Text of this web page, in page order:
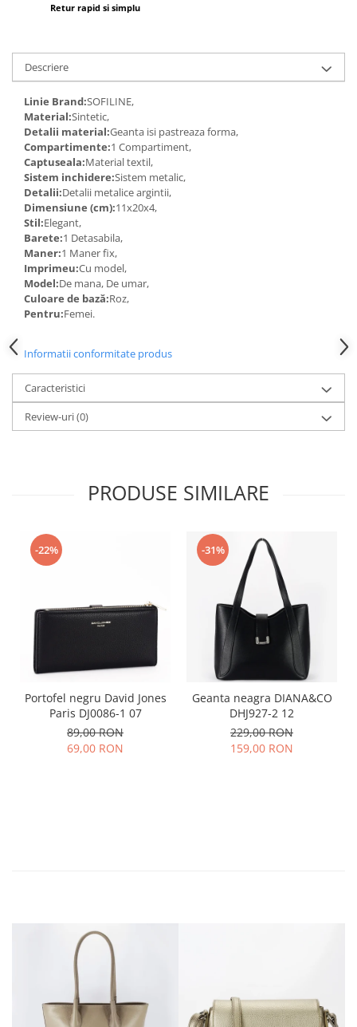
Retur rapid si simplu
Descriere
Linie Brand:SOFILINE,
Material:Sintetic,
Detalii material:Geanta isi pastreaza forma,
Compartimente:1 Compartiment,
Captuseala:Material textil,
Sistem inchidere:Sistem metalic,
Detalii:Detalii metalice argintii,
Dimensiune (cm):11x20x4,
Stil:Elegant,
Barete:1 Detasabila,
Maner:1 Maner fix,
Imprimeu:Cu model,
Model:De mana, De umar,
Culoare de bază:Roz,
Pentru:Femei.
Informatii conformitate produs
Caracteristici
Review-uri(0)
PRODUSE SIMILARE
-22%
Portofel negru David Jones
Paris DJ0086-1 07
89,00 RON
69,00 RON
-31%
Geanta neagra DIANA&CO
DHJ927-2 12
229,00 RON
159,00 RON